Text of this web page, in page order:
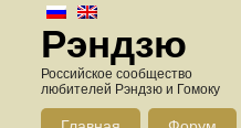
Рэндзю
Российское сообщество
любителей Рэндзю и Гомоку